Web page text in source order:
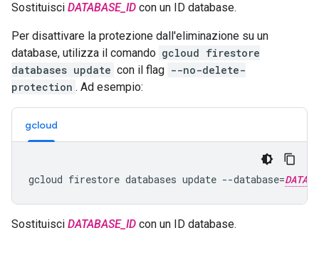
Sostituisci DATABASE_ID con un ID database.
Per disattivare la protezione dall'eliminazione su un
database, utilizza il comando gcloud firestore
databases update con il flag --no-delete-
protection . Ad esempio:
gcloud
gcloud firestore databases update --database=
Sostituisci DATABASE_ID con un ID database.